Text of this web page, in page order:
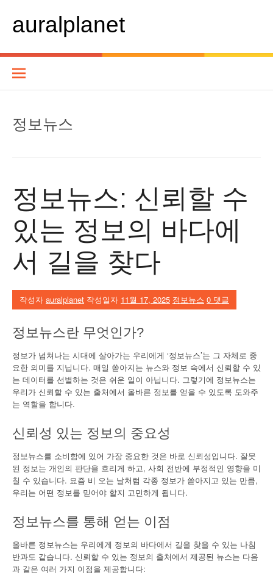
바
기
auralplanet
정보뉴스
정보뉴스: 신뢰할 수
있는 정보의 바다에
서 길을 찾다
작성자 auralplanet 작성일자 11월 17, 2025 정보뉴스 0 댓글
정보뉴스란 무엇인가?
정보가 넘쳐나는 시대에 살아가는 우리에게 ‘정보뉴스’는 그 자체로 중
요한 의미를 지닙니다. 매일 쏟아지는 뉴스와 정보 속에서 신뢰할 수 있
는 데이터를 선별하는 것은 쉬운 일이 아닙니다. 그렇기에 정보뉴스는
우리가 신뢰할 수 있는 출처에서 올바른 정보를 얻을 수 있도록 도와주
는 역할을 합니다.
신뢰성 있는 정보의 중요성
정보뉴스를 소비함에 있어 가장 중요한 것은 바로 신뢰성입니다. 잘못
된 정보는 개인의 판단을 흐리게 하고, 사회 전반에 부정적인 영향을 미
칠 수 있습니다. 요즘 비 오는 날처럼 각종 정보가 쏟아지고 있는 만큼,
우리는 어떤 정보를 믿어야 할지 고민하게 됩니다.
정보뉴스를 통해 얻는 이점
올바른 정보뉴스는 우리에게 정보의 바다에서 길을 찾을 수 있는 나침
반과도 같습니다. 신뢰할 수 있는 정보의 출처에서 제공된 뉴스는 다음
과 같은 여러 가지 이점을 제공합니다: